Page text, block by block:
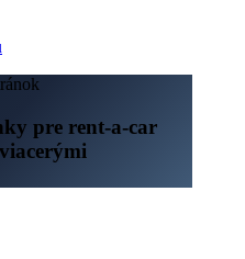
pre rent-a-car